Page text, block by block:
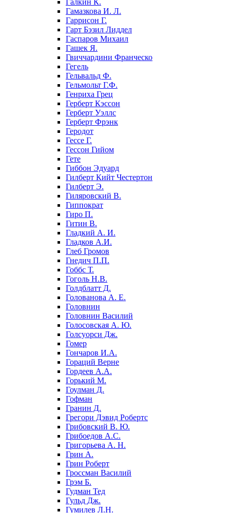
Галкин К.
Гамазкова И. Л.
Гаррисон Г.
Гарт Бэзил Лиддел
Гаспаров Михаил
Гашек Я.
Гвиччардини Франческо
Гегель
Гельвальд Ф.
Гельмольт Г.Ф.
Генриха Грец
Герберт Кэссон
Герберт Уэллс
Герберт Фрэнк
Геродот
Гессе Г.
Гессон Гийом
Гете
Гиббон Эдуард
Гилберт Кийт Честертон
Гилберт Э.
Гиляровский В.
Гиппократ
Гиро П.
Гитин В.
Гладкий А. И.
Гладков А.И.
Глеб Громов
Гнедич П.П.
Гоббс Т.
Гоголь Н.В.
Голдблатт Д.
Голованова А. Е.
Головнин
Головнин Василий
Голосовская А. Ю.
Голсуорси Дж.
Гомер
Гончаров И.А.
Гораций Верне
Гордеев А.А.
Горький М.
Гоулман Д.
Гофман
Гранин Д.
Грегори Дэвид Робертс
Грибовский В. Ю.
Грибоедов А.С.
Григорьева А. Н.
Грин А.
Грин Роберт
Гроссман Василий
Грэм Б.
Гудман Тед
Гульд Дж.
Гумилев Л.Н.